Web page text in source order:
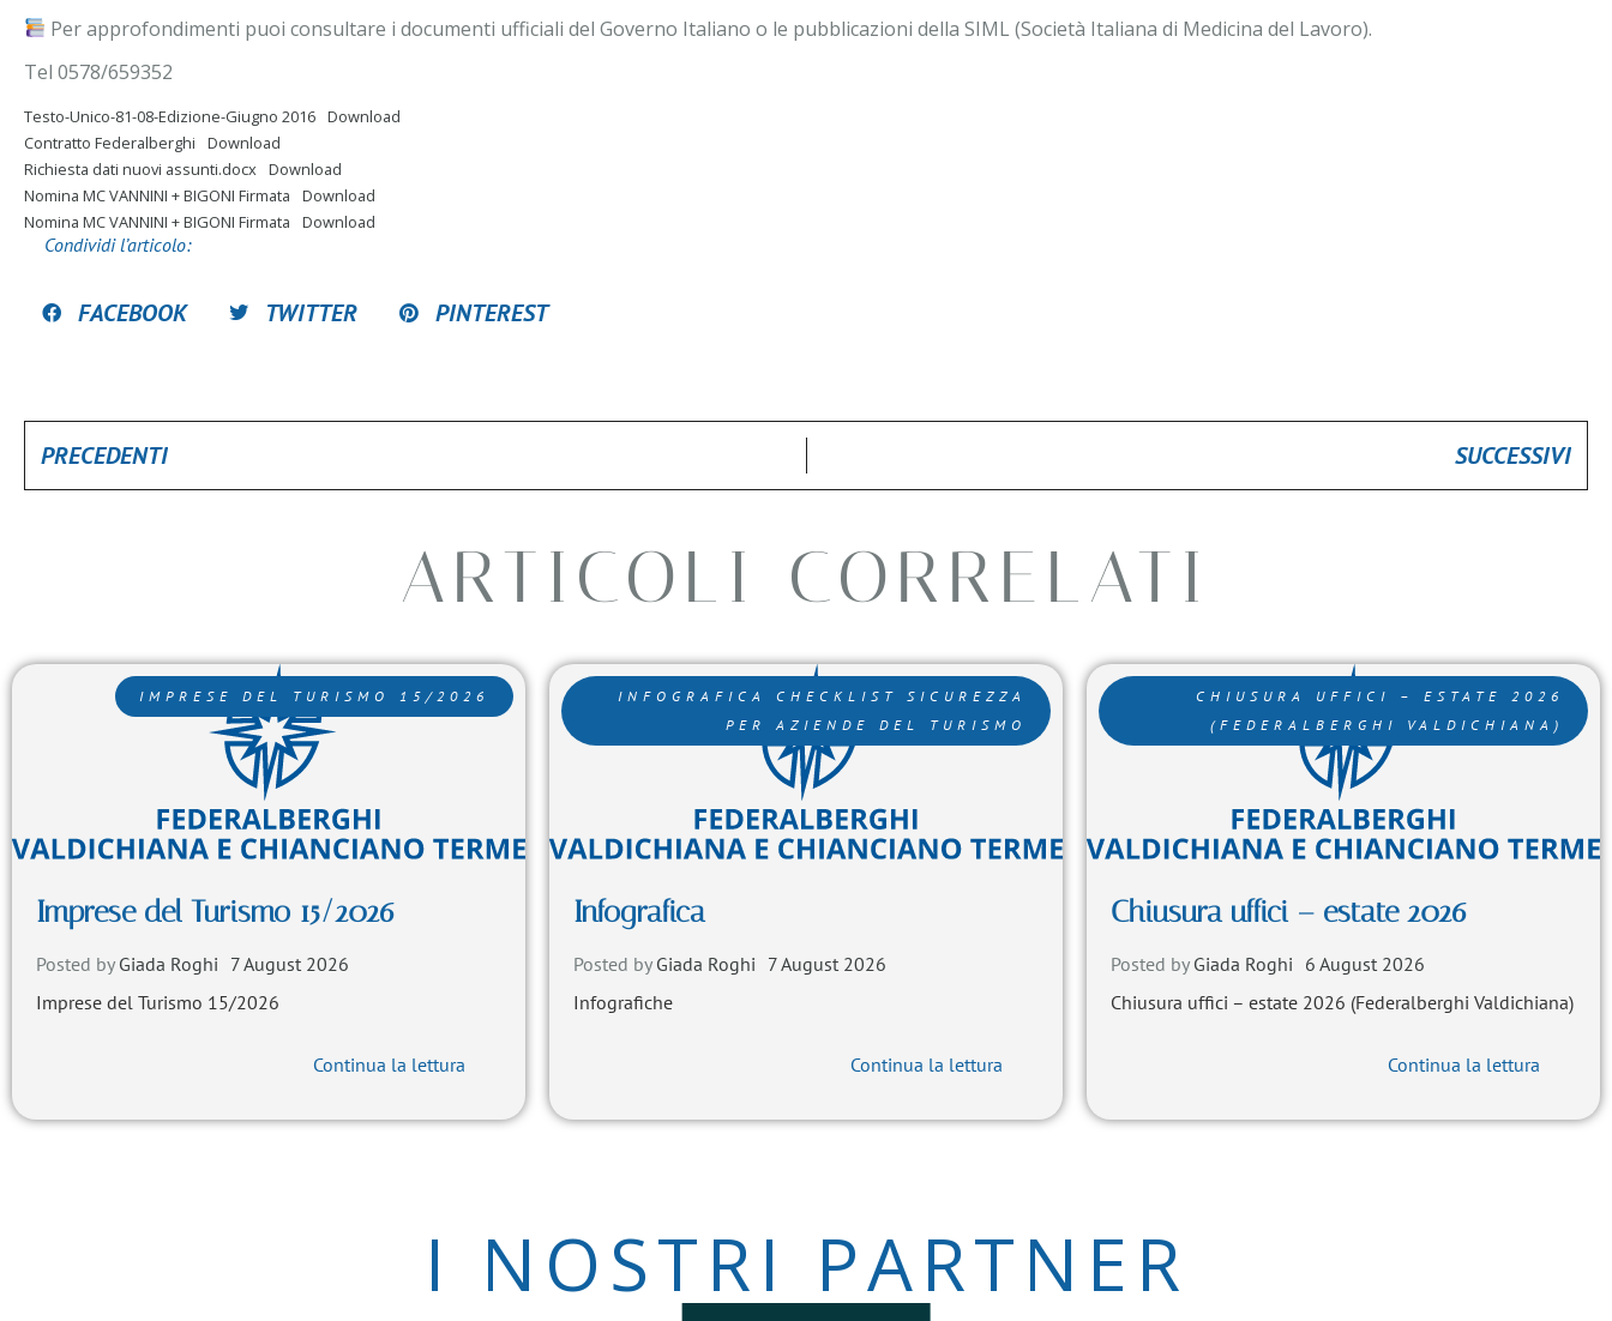
Per approfondimenti puoi consultare i documenti ufficiali del Governo Italiano o le pubblicazioni della SIML (Società Italiana di Medicina del Lavoro).
Tel 0578/659352
Testo-Unico-81-08-Edizione-Giugno 2016 Download
Contratto Federalberghi
Download
Richiesta dati nuovi assunti.docx
Download
Nomina MC VANNINI + BIGONI Firmata
Download
Nomina MC VANNINI + BIGONI Firmata
Download
Condividi l’articolo:
FACEBOOK TWITTER PINTEREST
PRECEDENTI SUCCESSIVI
ARTICOLI CORRELATI
IMPRESE DEL TURISMO 15/2026
Imprese del Turismo 15/2026
Posted by Giada Roghi 7 August 2026
Imprese del Turismo 15/2026
Continua la lettura
INFOGRAFICA CHECKLIST SICUREZZA
PER AZIENDE DEL TURISMO
Infografica
Posted by Giada Roghi 7 August 2026
Infografiche
Continua la lettura
CHIUSURA UFFICI – ESTATE 2026
(FEDERALBERGHI VALDICHIANA)
Chiusura uffici – estate 2026
Posted by Giada Roghi 6 August 2026
Chiusura uffici – estate 2026 (Federalberghi Valdichiana)
Continua la lettura
I NOSTRI PARTNER